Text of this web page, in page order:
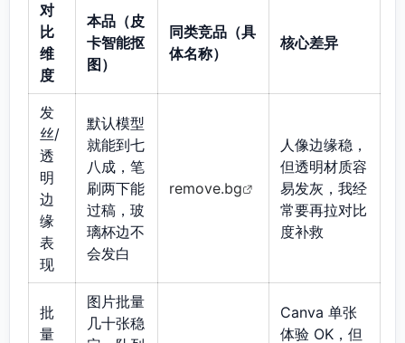
对
比
维
度
本品（皮
卡智能抠
图）
同类竞品（具
体名称）
核心差异
发
丝/
透
明
边
缘
表
现
默认模型
就能到七
八成，笔
刷两下能
过稿，玻
璃杯边不
会发白
remove.bg
人像边缘稳，
但透明材质容
易发灰，我经
常要再拉对比
度补救
批
量
图片批量
几十张稳
Canva 单张
体验 OK，但